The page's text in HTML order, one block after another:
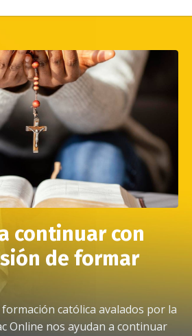
continuar con
de formar
católica avalados por la
Online nos ayudan a continuar